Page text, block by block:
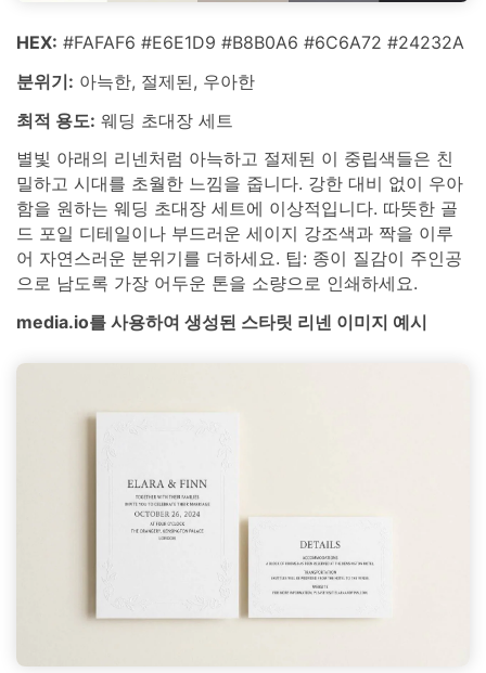
HEX: #FAFAF6 #E6E1D9 #B8B0A6 #6C6A72 #24232A
분위기: 아늑한, 절제된, 우아한
최적 용도: 웨딩 초대장 세트
별빛 아래의 리넨처럼 아늑하고 절제된 이 중립색들은 친
밀하고 시대를 초월한 느낌을 줍니다. 강한 대비 없이 우아
함을 원하는 웨딩 초대장 세트에 이상적입니다. 따뜻한 골
드 포일 디테일이나 부드러운 세이지 강조색과 짝을 이루
어 자연스러운 분위기를 더하세요. 팁: 종이 질감이 주인공
으로 남도록 가장 어두운 톤을 소량으로 인쇄하세요.
media.io를 사용하여 생성된 스타릿 리넨 이미지 예시